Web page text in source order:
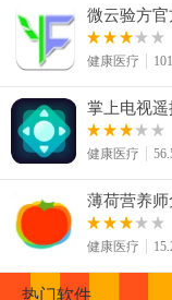
微云验方
健康医疗
掌上电视
健康医疗
薄荷营养
健康医疗
热门软件